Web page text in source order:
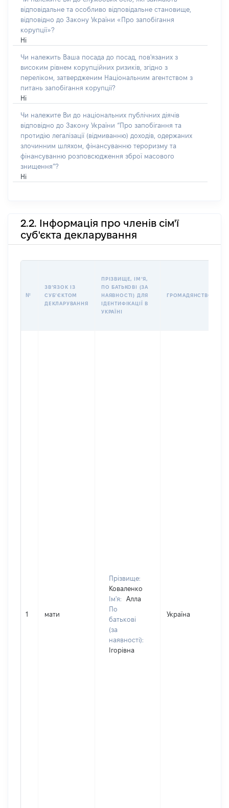
відповідальне та особливо відповідальне становище,
відповідно до Закону України «Про запобігання
корупції»?
Ні
Чи належить Ваша посада до посад, пов'язаних з
високим рівнем корупційних ризиків, згідно з
переліком, затвердженим Національним агентством з
питань запобігання корупції?
Ні
Чи належите Ви до національних публічних діячів
відповідно до Закону України “Про запобігання та
протидію легалізації (відмиванню) доходів, одержаних
злочинним шляхом, фінансуванню тероризму та
фінансуванню розповсюдження зброї масового
знищення”?
Ні
2.2. Інформація про членів сім'ї
суб'єкта декларування
№
ЗВʼЯЗОК ІЗ
СУБʼЄКТОМ
ДЕКЛАРУВАННЯ
ПРІЗВИЩЕ, ІМʼЯ,
ПО БАТЬКОВІ (ЗА
НАЯВНОСТІ) ДЛЯ
ІДЕНТИФІКАЦІЇ В
УКРАЇНІ
ГРОМАДЯНСТВО
1 мати
Прізвище:
Коваленко
Ім'я:
Алла
По
батькові
(за
наявності):
Ігорівна
Україна